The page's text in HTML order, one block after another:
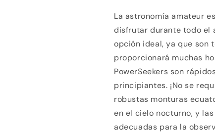
La astronomía amateur
disfrutar durante todo el
opción ideal, ya que son
proporcionará muchas
PowerSeekers son
principiantes. ¡No se
robustas monturas
en el cielo nocturno, y
adecuadas para la